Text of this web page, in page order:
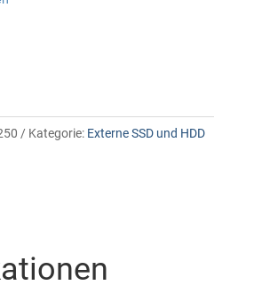
Kategorie: Externe SSD und HDD